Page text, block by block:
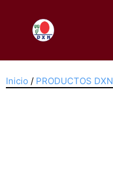
contenido
Inicio / PRODUCTOS DXN